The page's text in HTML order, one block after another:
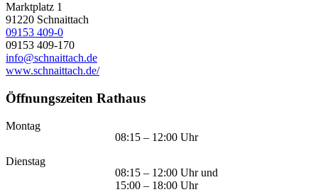
Marktplatz 1
91220 Schnaittach
09153 409-0
09153 409-170
info@schnaittach.de
www.schnaittach.de/
Öffnungszeiten Rathaus
Montag
08:15 – 12:00 Uhr
Dienstag
08:15 – 12:00 Uhr und
15:00 – 18:00 Uhr